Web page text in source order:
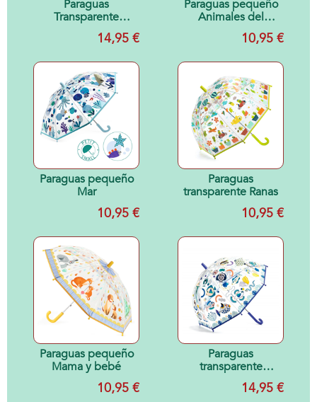
Paraguas
Transparente
Mágico Caras14,95 €
Paraguas pequeño
Animales del
bosque10,95 €
Paraguas pequeño
Mar
10,95 €
Paraguas
transparente Ranas
10,95 €
Paraguas pequeño
Mama y bebé
10,95 €
Paraguas
transparente
mágico Peces
14,95 €